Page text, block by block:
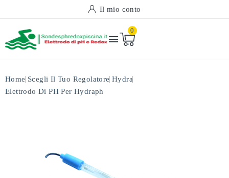
Il mio conto

0
Home Scegli Il Tuo Regolatore Hydra
Elettrodo Di PH Per Hydraph